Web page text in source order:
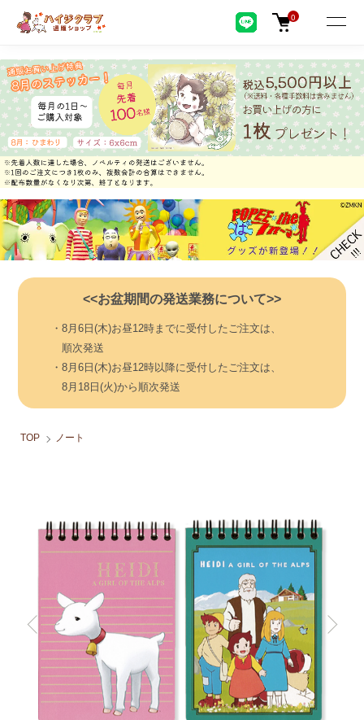
0
<<お盆期間の発送業務について>>
・8月6日(木)お昼12時までに受付したご注文は、
順次発送
・8月6日(木)お昼12時以降に受付したご注文は、
8月18日(火)から順次発送
TOP ノート